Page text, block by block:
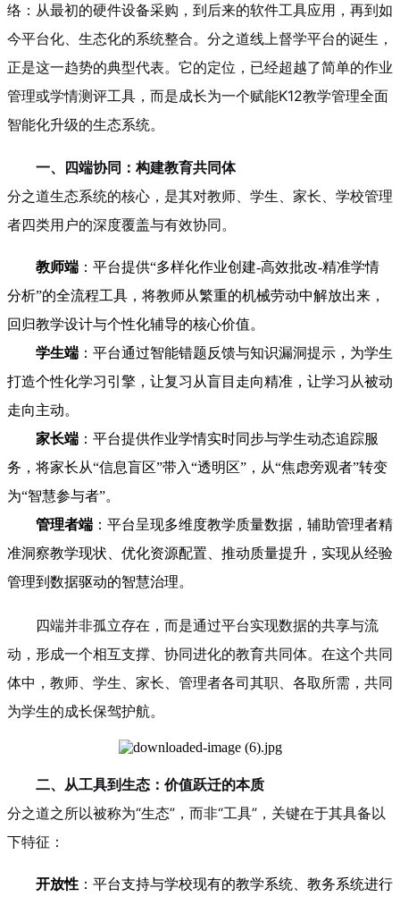
络：从最初的硬件设备采购，到后来的软件工具应用，再到如
今平台化、生态化的系统整合。分之道线上督学平台的诞生，
正是这一趋势的典型代表。它的定位，已经超越了简单的作业
管理或学情测评工具，而是成长为一个赋能K12教学管理全面
智能化升级的生态系统。
一、四端协同：构建教育共同体
分之道生态系统的核心，是其对教师、学生、家长、学校管理
者四类用户的深度覆盖与有效协同。
教师端 ：平台提供“多样化作业创建-高效批改-精准学情
分析”的全流程工具，将教师从繁重的机械劳动中解放出来，
回归教学设计与个性化辅导的核心价值。
学生端 ：平台通过智能错题反馈与知识漏洞提示，为学生
打造个性化学习引擎，让复习从盲目走向精准，让学习从被动
走向主动。
家长端 ：平台提供作业学情实时同步与学生动态追踪服
务，将家长从“信息盲区”带入“透明区”，从“焦虑旁观者”转变
为“智慧参与者”。
管理者端 ：平台呈现多维度教学质量数据，辅助管理者精
准洞察教学现状、优化资源配置、推动质量提升，实现从经验
管理到数据驱动的智慧治理。
四端并非孤立存在，而是通过平台实现数据的共享与流
动，形成一个相互支撑、协同进化的教育共同体。在这个共同
体中，教师、学生、家长、管理者各司其职、各取所需，共同
为学生的成长保驾护航。
二、从工具到生态：价值跃迁的本质
分之道之所以被称为“生态”，而非“工具”，关键在于其具备以
下特征：
开放性 ：平台支持与学校现有的教学系统、教务系统进行